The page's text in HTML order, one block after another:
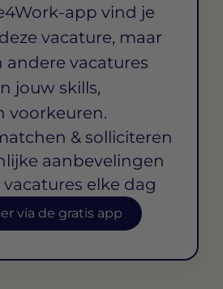
app vind je
vacature, maar
vacatures
jouw skills,
voorkeuren.
& solliciteren
aanbevelingen
elke dag
via de gratis app